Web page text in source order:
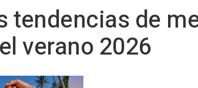
tendencias de
verano 2026